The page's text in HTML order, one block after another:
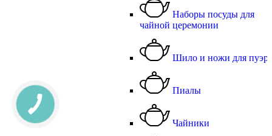
Наборы посуды для
чайной церемонии
Шило и ножи для пуэра
Пиалы
Чайники